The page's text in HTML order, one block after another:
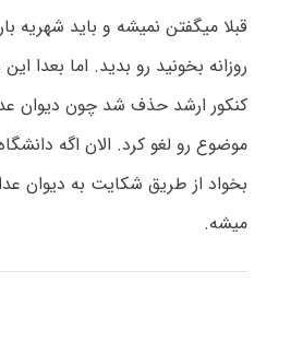
قبلا میگفتن نمیشه و باید شهریه
روزانه بخونید رو بدید. اما بعدا
کنکور ارشد حذف شد چون دیوان
موضوع رو لغو کرد. الان اگه
بخواد از طریق شکایت به دیوان
میشه.